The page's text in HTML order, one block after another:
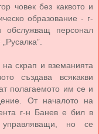
човек без каквото и
образование - г-
обслужващ персонал
скрап и вземанията
създава всякакви
полагаемото им се и
От началото на
г-н Банев е бил в
но се